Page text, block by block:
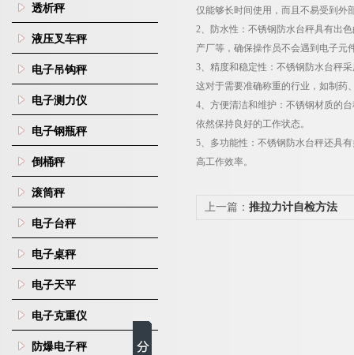
透析秤
液压叉车秤
电子吊钩秤
电子测力仪
电子钢瓶秤
倒桶秤
滚筒秤
电子台秤
电子桌秤
电子天平
电子克重仪
防爆电子秤
仅能够长时间使用，而且不易受到外
2、防水性：不锈钢防水台秤具有出
产厂等，确保操作员不会遇到电子元
3、精度和稳定性：不锈钢防水台秤
这对于需要准确称重的行业，如制药
4、方便清洁和维护：不锈钢材质的
依然保持良好的工作状态。
5、多功能性：不锈钢防水台秤还具
高工作效率。
上一篇： 推拉力计自检方法